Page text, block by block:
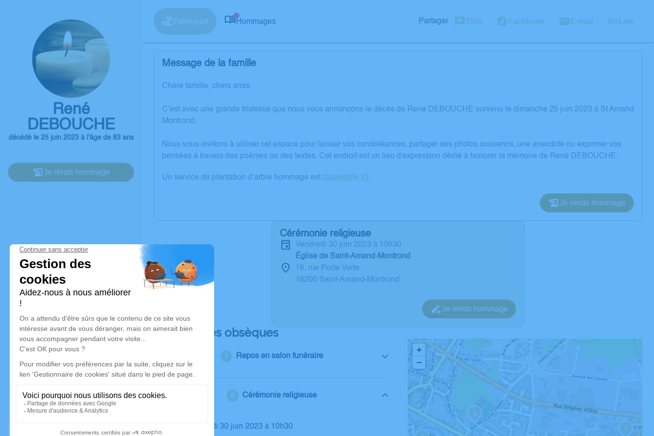
René
DEBOUCHE
décédé le 25 juin 2023 à l'âge de 83 ans
Je rends hommage
Faire-part Hommages Partager SMS Facebook E-mail Lien
Message de la famille
Chère famille, chers amis,
C’est avec une grande tristesse que nous vous annonçons le décès de René DEBOUCHE survenu le dimanche 25 juin 2023 à St Amand
Montrond.
Nous vous invitons à utiliser cet espace pour laisser vos condoléances, partager des photos souvenirs, une anecdote ou exprimer vos
pensées à travers des poèmes ou des textes. Cet endroit est un lieu d'expression dédié à honorer la mémoire de René DEBOUCHE.
Un service de plantation d’arbre hommage est disponible ici .
Je rends hommage
Cérémonie religieuse
vendredi 30 juin 2023 à 10h30
Église de Saint-Amand-Montrond
18, rue Porte Verte
18200 Saint-Amand-Montrond
Je rends hommage
Déroulé des obsèques
Repos en salon funéraire
Cérémonie religieuse
Le vendredi 30 juin 2023 à 10h30
1
3
+
−